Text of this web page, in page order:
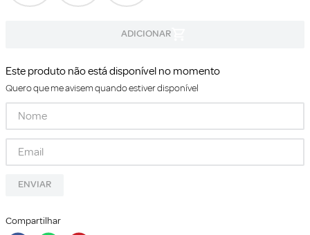
Este produto não está disponível no momento
Quero que me avisem quando estiver disponível
ENVIAR
Compartilhar